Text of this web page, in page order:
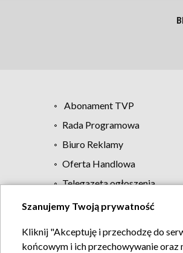
Abonament TVP
Rada Programowa
Biuro Reklamy
Oferta Handlowa
Telegazeta ogłoszenia
Szanujemy Twoją prywatność
Kliknij "Akceptuję i przechodzę do
końcowym i ich przechowywanie oraz